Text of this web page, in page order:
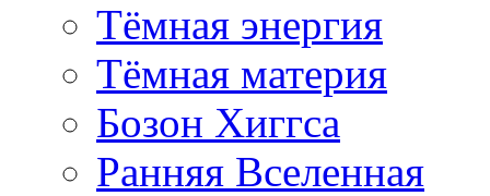
Тёмная энергия
Тёмная материя
Бозон Хиггса
Ранняя Вселенная